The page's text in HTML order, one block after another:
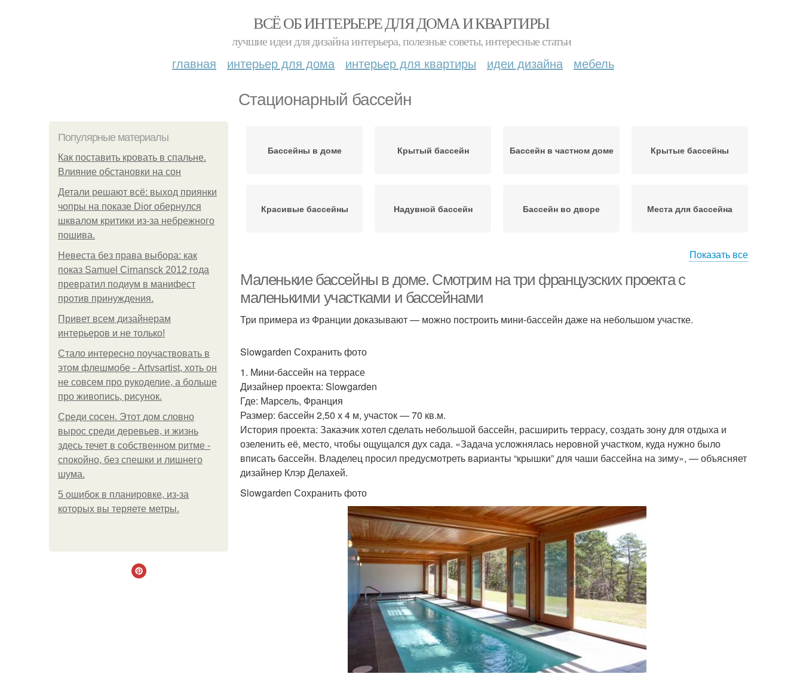
ВСЁ ОБ ИНТЕРЬЕРЕ ДЛЯ ДОМА И КВАРТИРЫ
лучшие идеи для дизайна интерьера, полезные советы, интересные статьи
главная интерьер для дома интерьер для квартиры идеи дизайна мебель
Стационарный бассейн
Популярные материалы
Как поставить кровать в спальне.
Влияние обстановки на сон
Детали решают всё: выход приянки
чопры на показе Dior обернулся
шквалом критики из-за небрежного
пошива.
Невеста без права выбора: как
показ Samuel Cirnansck 2012 года
превратил подиум в манифест
против принуждения.
Привет всем дизайнерам
интерьеров и не только!
Стало интересно поучаствовать в
этом флешмобе - Artvsartist, хоть он
не совсем про рукоделие, а больше
про живопись, рисунок.
Среди сосен. Этот дом словно
вырос среди деревьев, и жизнь
здесь течет в собственном ритме -
спокойно, без спешки и лишнего
шума.
5 ошибок в планировке, из-за
которых вы теряете метры.
Бассейны в доме Крытый бассейн Бассейн в частном доме Крытые бассейны
Красивые бассейны Надувной бассейн Бассейн во дворе Места для бассейна
Стационарные
бассейны
Бассейн из шлакоблока Бассейн на улице Бассейн из габионов
Бассейн из
Бетонный бассейн
Бассейн в доме
Показать все
Маленькие бассейны в доме. Смотрим на три французских проекта с
маленькими участками и бассейнами
Три примера из Франции доказывают — можно построить мини-бассейн даже на небольшом участке.
Slowgarden Сохранить фото
1. Мини-бассейн на террасе
Дизайнер проекта: Slowgarden
Где: Марсель, Франция
Размер: бассейн 2,50 х 4 м, участок — 70 кв.м.
История проекта: Заказчик хотел сделать небольшой бассейн, расширить террасу, создать зону для отдыха и
озеленить её, место, чтобы ощущался дух сада. «Задача усложнялась неровной участком, куда нужно было
вписать бассейн. Владелец просил предусмотреть варианты “крышки” для чаши бассейна на зиму», — объясняет
дизайнер Клэр Делахей.
Slowgarden Сохранить фото